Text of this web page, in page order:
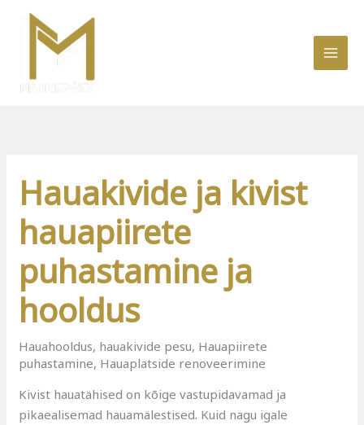
Hauakivide ja kivist
hauapiirete
puhastamine ja
hooldus
Hauahooldus, hauakivide pesu, Hauapiirete
puhastamine, Hauaplatside renoveerimine
Kivist hauatähised on kõige vastupidavamad ja
pikaealisemad hauamälestised. Kuid nagu igale